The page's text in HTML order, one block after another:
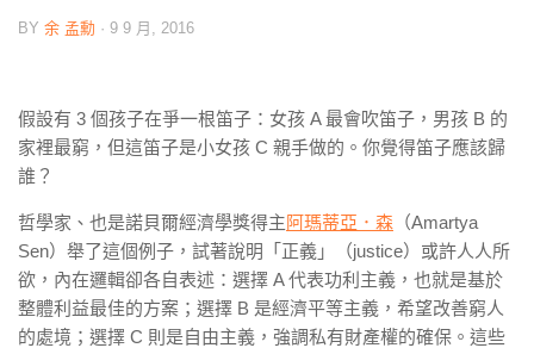
BY 余 孟勳 · 9 9 月, 2016
假設有 3 個孩子在爭一根笛子：女孩 A 最會吹笛子，男孩 B 的
家裡最窮，但這笛子是小女孩 C 親手做的。你覺得笛子應該歸
誰？
哲學家、也是諾貝爾經濟學獎得主阿瑪蒂亞．森 （Amartya
Sen）舉了這個例子，試著說明「正義」（justice）或許人人所
欲，內在邏輯卻各自表述：選擇 A 代表功利主義，也就是基於
整體利益最佳的方案；選擇 B 是經濟平等主義，希望改善窮人
的處境；選擇 C 則是自由主義，強調私有財產權的確保。這些